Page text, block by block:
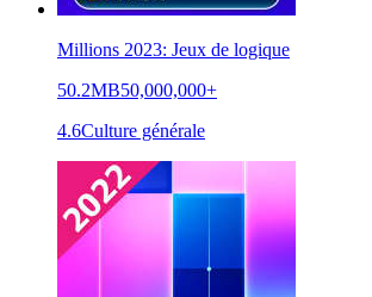
Millions 2023: Jeux de logique
50.2MB50,000,000+
4.6Culture générale